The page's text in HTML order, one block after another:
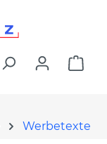
Werbetexte